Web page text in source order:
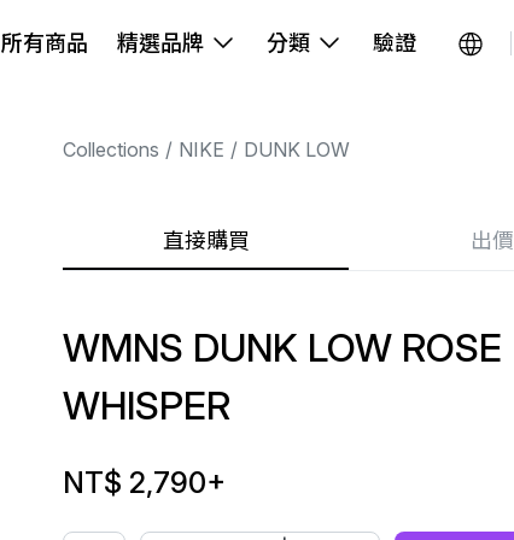
所有商品 精選品牌 分類 驗證
Collections NIKE DUNK LOW
直接購買 出價
WMNS DUNK LOW ROSE
WHISPER
NT$ 2,790+